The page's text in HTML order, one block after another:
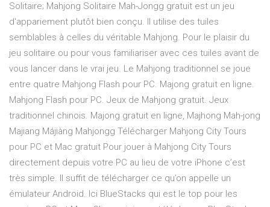
Solitaire; Mahjong Solitaire Mah-Jongg gratuit est un jeu
d'appariement plutôt bien conçu. Il utilise des tuiles
semblables à celles du véritable Mahjong. Pour le plaisir du
jeu solitaire ou pour vous familiariser avec ces tuiles avant de
vous lancer dans le vrai jeu. Le Mahjong traditionnel se joue
entre quatre Mahjong Flash pour PC. Majong gratuit en ligne.
Mahjong Flash pour PC. Jeux de Mahjong gratuit. Jeux
traditionnel chinois. Majong gratuit en ligne, Majhong Mah-jong
Majiang Májiàng Mahjongg Télécharger Mahjong City Tours
pour PC et Mac gratuit Pour jouer à Mahjong City Tours
directement depuis votre PC au lieu de votre iPhone c’est
très simple. Il suffit de télécharger ce qu’on appelle un
émulateur Android. Ici BlueStacks qui est le top pour les